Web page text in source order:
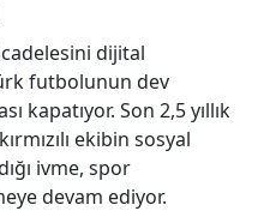
dijital
futbolunun dev
kapatıyor. Son 2,5 yıllık
ekibin sosyal
ivme, spor
devam ediyor.